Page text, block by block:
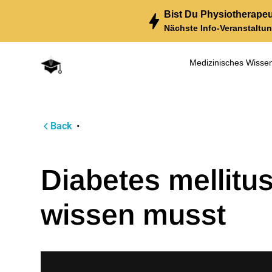
Bist Du
Nächste Info-
Medizinisches
Back •
Diabetes
wissen musst